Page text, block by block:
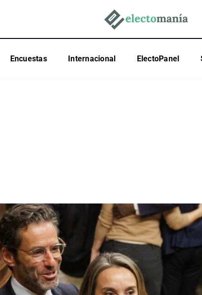
Encuestas Internacional ElectoPanel